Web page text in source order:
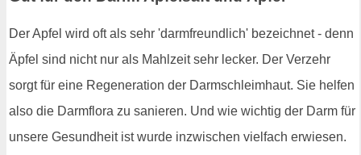
Der Apfel wird oft als sehr 'darmfreundlich' bezeichnet - denn
Äpfel sind nicht nur als Mahlzeit sehr lecker. Der Verzehr
sorgt für eine Regeneration der Darmschleimhaut. Sie helfen
also die Darmflora zu sanieren. Und wie wichtig der Darm für
unsere Gesundheit ist wurde inzwischen vielfach erwiesen.